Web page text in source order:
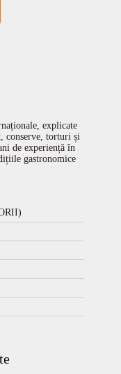
explicate
conserve, torturi și
de experiență în
gastronomice